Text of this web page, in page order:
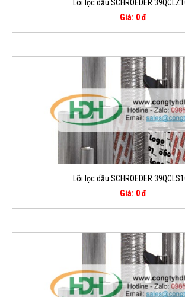
Lõi lọc dầu SCHROEDER
Giá: 0 đ
Lõi lọc dầu SCHROEDER
Giá: 0 đ